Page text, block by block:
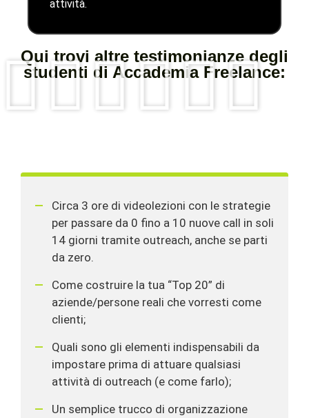
attività.
Qui trovi altre testimonianze degli
studenti di Accademia Freelance:
Circa 3 ore di videolezioni con le strategie
per passare da 0 fino a 10 nuove call in soli
14 giorni tramite outreach, anche se parti
da zero.
Come costruire la tua “Top 20” di
aziende/persone reali che vorresti come
clienti;
Quali sono gli elementi indispensabili da
impostare prima di attuare qualsiasi
attività di outreach (e come farlo);
Un semplice trucco di organizzazione